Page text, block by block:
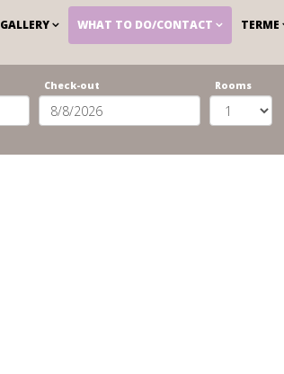
GALLERY WHAT TO DO/CONTACT TERME
Check-out Rooms